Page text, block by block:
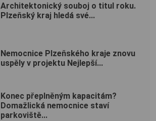
Architektonický souboj o titul roku.
Plzeňský kraj hledá své...
Nemocnice Plzeňského kraje znovu
uspěly v projektu Nejlepší...
Konec přeplněným kapacitám?
Domažlická nemocnice staví
parkoviště...